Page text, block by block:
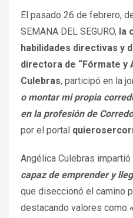
El pasado 26 de febrero,
SEMANA DEL SEGURO, la
habilidades directivas y
directora de “Fórmate y
Culebras, participó en la
o montar mi propia
en la profesión de
por el portal
Angélica Culebras
capaz de emprender y
que diseccionó el camino
destacando valores como: